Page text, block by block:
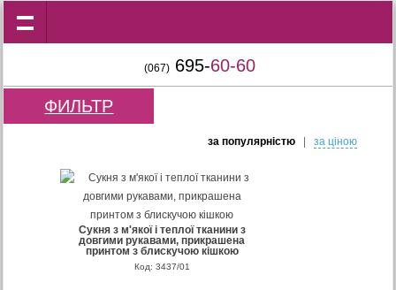
(067) 695-60-60
ФИЛЬТР
за популярнiстю| за цiною
Сукня з м'якої і теплої тканини з
довгими рукавами, прикрашена
принтом з блискучою кішкою
Код: 3437/01